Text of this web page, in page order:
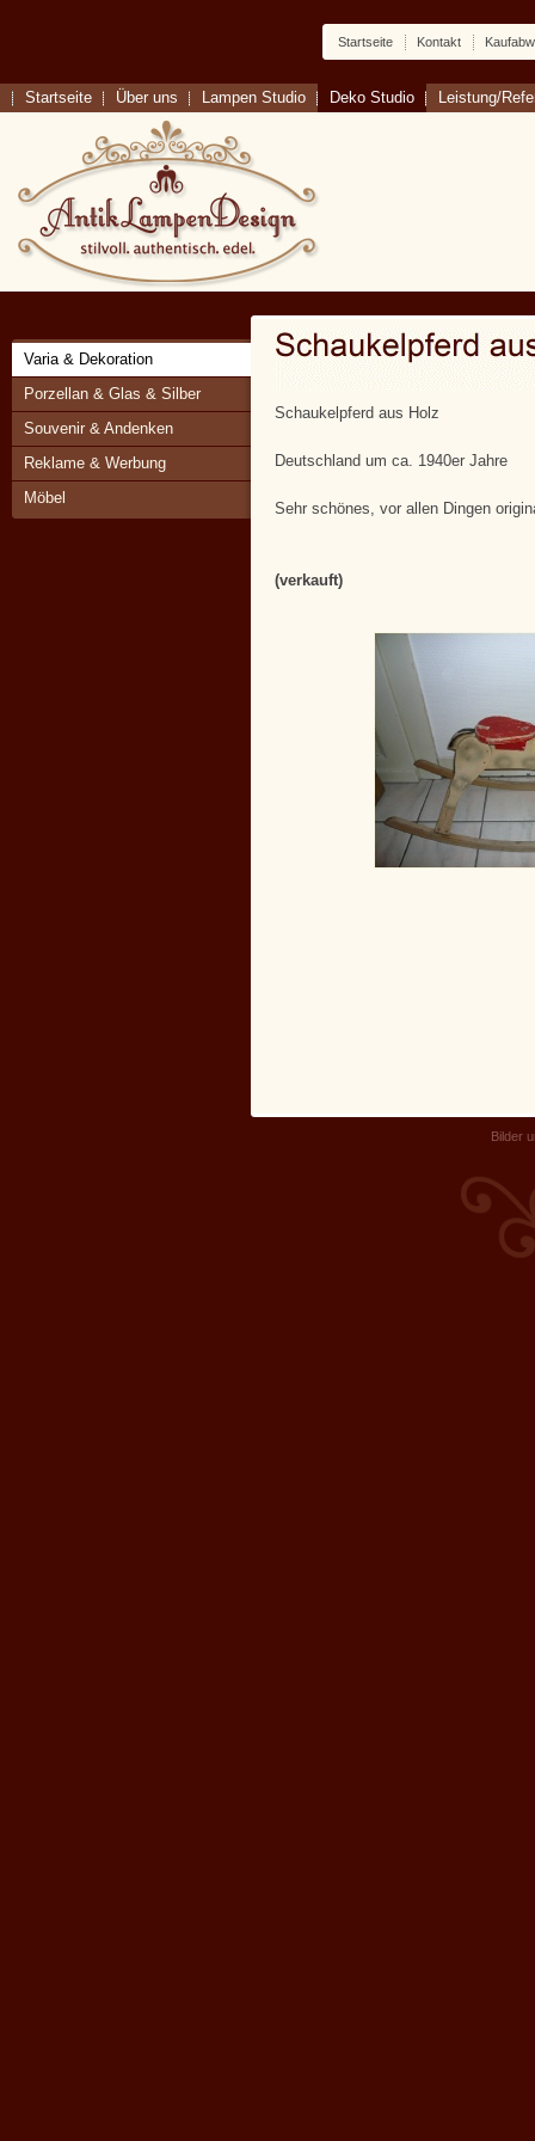
Kontakt
Startseite
Startseite Über uns Lampen Studio Deko Studio Leistung/
Varia & Dekoration
Porzellan & Glas & Silber
Souvenir & Andenken
Reklame & Werbung
Möbel
Schaukelpferd aus Holz
Deutschland um ca. 1940er Jahre
Sehr schönes, vor allen Dingen
(verkauft)
Bilder